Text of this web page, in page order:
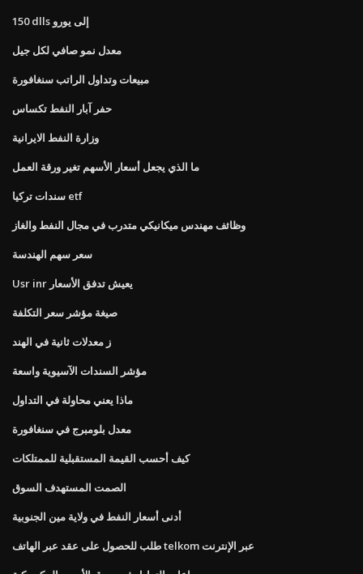
150 dlls إلى يورو
معدل نمو صافي لكل جيل
مبيعات وتداول الراتب سنغافورة
حفر آبار النفط تكساس
وزارة النفط الايرانية
ما الذي يجعل أسعار الأسهم تغير ورقة العمل
سندات تركيا etf
وظائف مهندس ميكانيكي متدرب في مجال النفط والغاز
سعر سهم الهندسة
Usr inr يعيش تدفق الأسعار
صيغة مؤشر سعر التكلفة
ز معدلات ثانية في الهند
مؤشر السندات الآسيوية واسعة
ماذا يعني محاولة في التداول
معدل بلومبرج في سنغافورة
كيف أحسب القيمة المستقبلية للممتلكات
الصمت المستهدف السوق
أدنى أسعار النفط في ولاية مين الجنوبية
طلب للحصول على عقد عبر الهاتف telkom عبر الإنترنت